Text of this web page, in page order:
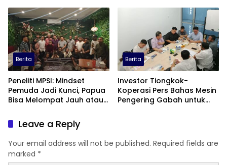
Berita
Peneliti MPSI: Mindset
Pemuda Jadi Kunci, Papua
Bisa Melompat Jauh atau
Berita
Investor Tiongkok-
Koperasi Pers Bahas Mesin
Pengering Gabah untuk
Leave a Reply
Your email address will not be published. Required fields are
marked *